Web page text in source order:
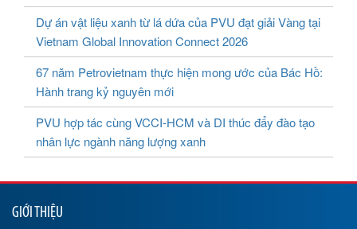
Dự án vật liệu xanh từ lá dứa của PVU đạt giải Vàng tại
Vietnam Global Innovation Connect 2026
67 năm Petrovietnam thực hiện mong ước của Bác Hồ:
Hành trang kỷ nguyên mới
PVU hợp tác cùng VCCI-HCM và DI thúc đẩy đào tạo
nhân lực ngành năng lượng xanh
GIỚI THIỆU